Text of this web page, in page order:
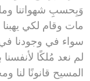
وَبِحسبِ شهواتنا
مات وقام لكي يهبنا
سواء في وجودنا في
لم نعد مُلكًا
المسيح قانونًا لنا